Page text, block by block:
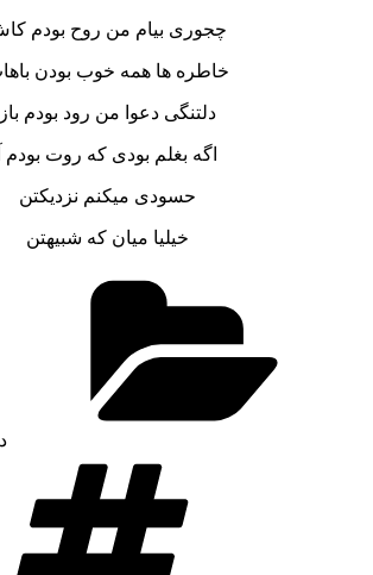
چجوری بیام من روح بودم
خاطره ها همه خوب بودن
دلتنگی دعوا من رود بودم باز
اگه بغلم بودی که روت بودم آ
حسودی میکنم نزدیکتن
خیلیا میان که شبیهتن